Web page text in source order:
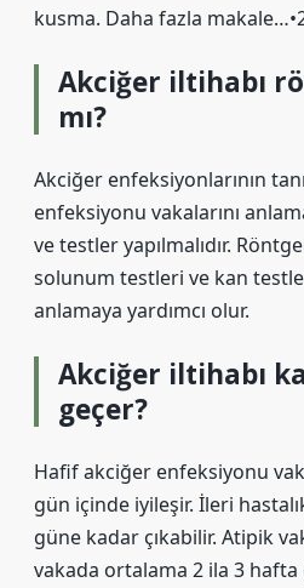
kusma. Daha fazla
Akciğer iltihabı
mı?
Akciğer enfeksiyonlarının
enfeksiyonu vakalarını
ve testler yapılmalıdır.
solunum testleri ve kan
anlamaya yardımcı olur.
Akciğer iltihabı
geçer?
Hafif akciğer enfeksiyonu
gün içinde iyileşir. İleri
güne kadar çıkabilir. Atipik
vakada ortalama 2 ila 3 hafta